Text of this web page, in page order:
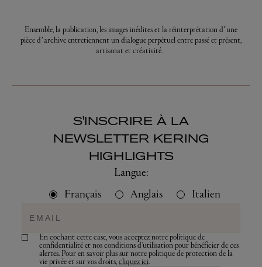
Ensemble, la publication, les images inédites et la réinterprétation d’une
pièce d’archive entretiennent un dialogue perpétuel entre passé et présent,
artisanat et créativité.
S'INSCRIRE À LA
NEWSLETTER KERING
HIGHLIGHTS
Langue:
Français
Anglais Italien
En cochant cette case, vous acceptez notre politique de
confidentialité et nos conditions d'utilisation pour bénéficier de ces
alertes. Pour en savoir plus sur notre politique de protection de la
vie privée et sur vos droits,cliquez ici.